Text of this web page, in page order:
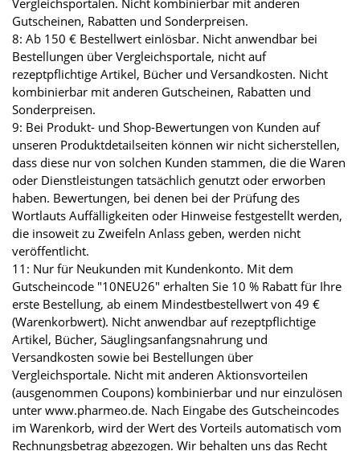
Vergleichsportalen. Nicht kombinierbar mit anderen
Gutscheinen, Rabatten und Sonderpreisen.
8: Ab 150 € Bestellwert einlösbar. Nicht anwendbar bei
Bestellungen über Vergleichsportale, nicht auf
rezeptpflichtige Artikel, Bücher und Versandkosten. Nicht
kombinierbar mit anderen Gutscheinen, Rabatten und
Sonderpreisen.
9: Bei Produkt- und Shop-Bewertungen von Kunden auf
unseren Produktdetailseiten können wir nicht sicherstellen,
dass diese nur von solchen Kunden stammen, die die Waren
oder Dienstleistungen tatsächlich genutzt oder erworben
haben. Bewertungen, bei denen bei der Prüfung des
Wortlauts Auffälligkeiten oder Hinweise festgestellt werden,
die insoweit zu Zweifeln Anlass geben, werden nicht
veröffentlicht.
11: Nur für Neukunden mit Kundenkonto. Mit dem
Gutscheincode "10NEU26" erhalten Sie 10 % Rabatt für Ihre
erste Bestellung, ab einem Mindestbestellwert von 49 €
(Warenkorbwert). Nicht anwendbar auf rezeptpflichtige
Artikel, Bücher, Säuglingsanfangsnahrung und
Versandkosten sowie bei Bestellungen über
Vergleichsportale. Nicht mit anderen Aktionsvorteilen
(ausgenommen Coupons) kombinierbar und nur einzulösen
unter www.pharmeo.de. Nach Eingabe des Gutscheincodes
im Warenkorb, wird der Wert des Vorteils automatisch vom
Rechnungsbetrag abgezogen. Wir behalten uns das Recht